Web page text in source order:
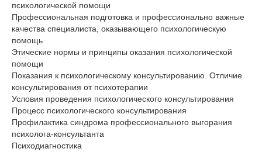
психологической помощи
Профессиональная подготовка и профессионально важные
качества специалиста, оказывающего психологическую
помощь
Этические нормы и принципы оказания психологической
помощи
Показания к психологическому консультированию. Отличие
консультирования от психотерапии
Условия проведения психологического консультирования
Процесс психологического консультирования
Профилактика синдрома профессионального выгорания
психолога-консультанта
Психодиагностика